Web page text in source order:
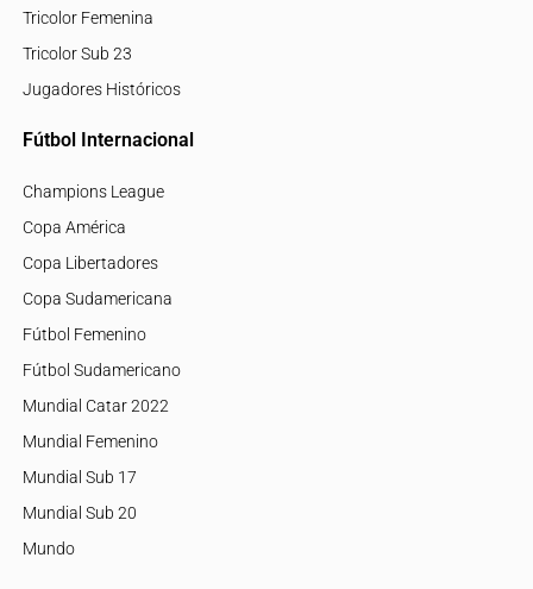
Tricolor Femenina
Tricolor Sub 23
Jugadores Históricos
Fútbol Internacional
Champions League
Copa América
Copa Libertadores
Copa Sudamericana
Fútbol Femenino
Fútbol Sudamericano
Mundial Catar 2022
Mundial Femenino
Mundial Sub 17
Mundial Sub 20
Mundo